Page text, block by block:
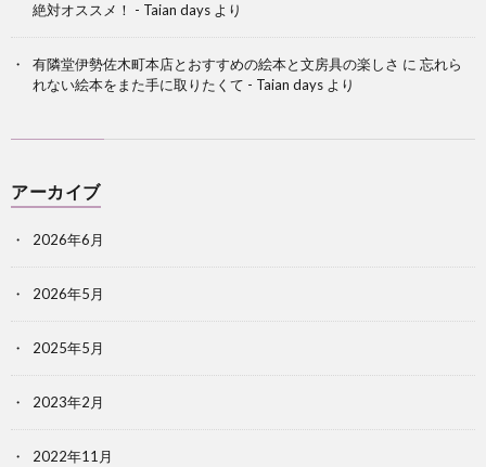
絶対オススメ！ - Taian days より
有隣堂伊勢佐木町本店とおすすめの絵本と文房具の楽しさ に 忘れら
れない絵本をまた手に取りたくて - Taian days より
アーカイブ
2026年6月
2026年5月
2025年5月
2023年2月
2022年11月